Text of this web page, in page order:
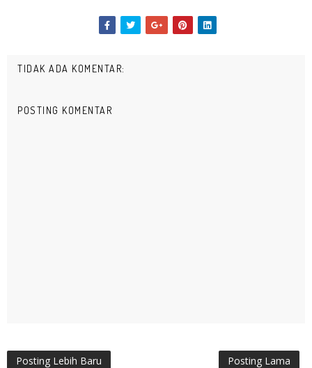
TIDAK ADA KOMENTAR:
POSTING KOMENTAR
Posting Lebih Baru Posting Lama